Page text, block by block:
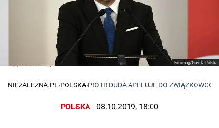
Fotomag/Gazeta Polska
zdjęcie ilustracyjne
NIEZALEŻNA.PL›POLSKA›PIOTR DUDA APELUJE DO
POLSKA 08.10.2019, 18:00